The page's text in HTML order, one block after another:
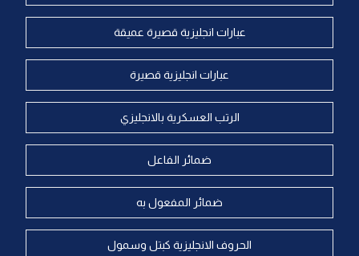
عبارات انجليزية قصيرة عميقة
عبارات انجليزية قصيرة
الرتب العسكرية بالانجليزي
ضمائر الفاعل
ضمائر المفعول به
الحروف الانجليزية كبتل وسمول